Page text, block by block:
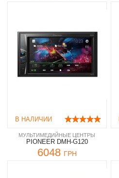
В НАЛИЧИИ
МУЛЬТИМЕДИЙНЫЕ ЦЕНТРЫ
PIONEER DMH-G120
6048 ГРН